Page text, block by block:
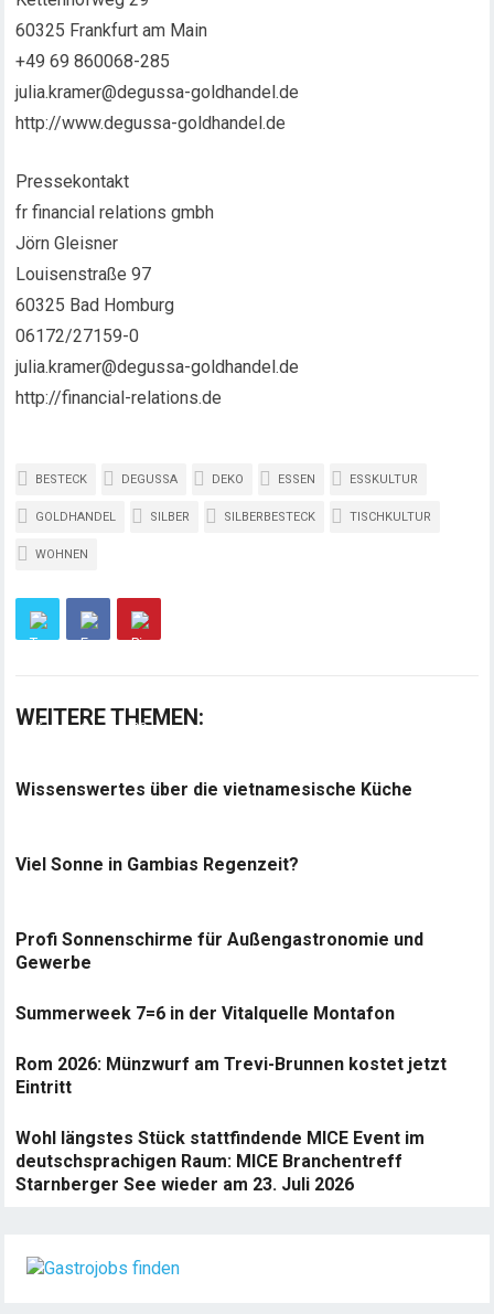
60325 Frankfurt am Main
+49 69 860068-285
julia.kramer@degussa-goldhandel.de
http://www.degussa-goldhandel.de
Pressekontakt
fr financial relations gmbh
Jörn Gleisner
Louisenstraße 97
60325 Bad Homburg
06172/27159-0
julia.kramer@degussa-goldhandel.de
http://financial-relations.de
BESTECK DEGUSSA DEKO ESSEN ESSKULTUR
GOLDHANDEL SILBER SILBERBESTECK TISCHKULTUR
WOHNEN
WEITERE THEMEN:
Wissenswertes über die vietnamesische Küche
Viel Sonne in Gambias Regenzeit?
Profi Sonnenschirme für Außengastronomie und
Gewerbe
Summerweek 7=6 in der Vitalquelle Montafon
Rom 2026: Münzwurf am Trevi-Brunnen kostet jetzt
Eintritt
Wohl längstes Stück stattfindende MICE Event im
deutschsprachigen Raum: MICE Branchentreff
Starnberger See wieder am 23. Juli 2026